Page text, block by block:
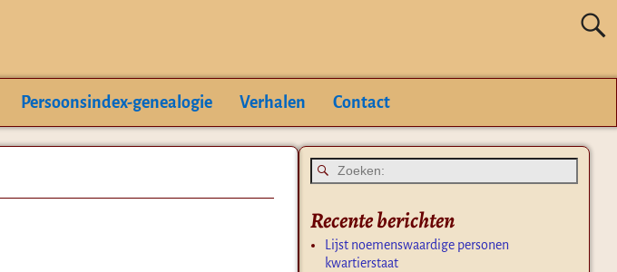
Persoonsindex-genealogie Verhalen Contact
Recente berichten
Lijst noemenswaardige personen
kwartierstaat